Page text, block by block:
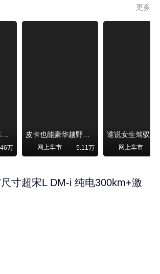
更多
《安定洞察》汽车烧不烧油，和石油安全无关！
万
皮卡也能豪华越野！纵横F700上市，限时卖29.99万起
网上车市 5.11万 网上车市
寸超宋L DM-i 纯电300km+激